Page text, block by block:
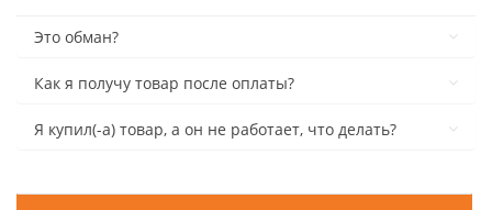
Это обман?
Как я получу товар после оплаты?
Я купил(-а) товар, а он не работает, что делать?